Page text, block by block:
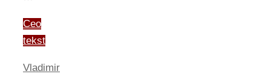
Ceo
tekst
Vladimir